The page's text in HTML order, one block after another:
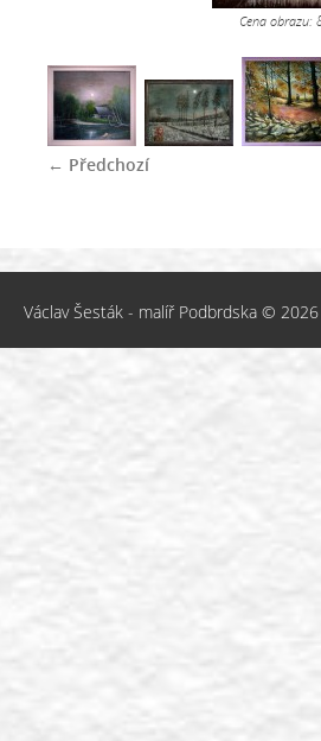
Cena obrazu:
← Předchozí
Václav Šesták - malíř Podbrdska © 2026